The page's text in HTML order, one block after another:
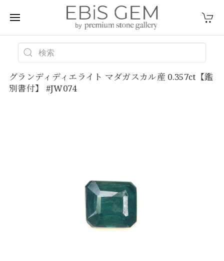
グランディディエライト マダガスカル産 0.357ct【鑑
別書付】 #JW074